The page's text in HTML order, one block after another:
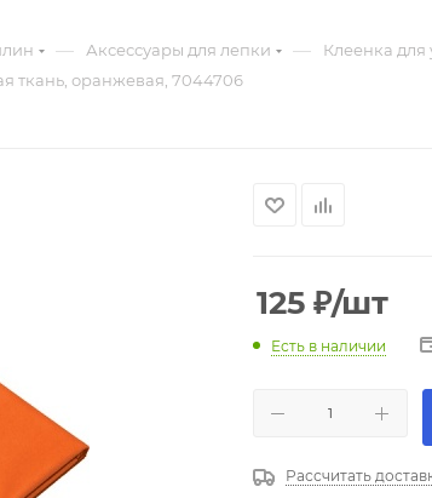
— Аксессуары для лепки — Клеенка для
ткань, оранжевая, 7044706
125 ₽/шт
Есть в наличии
Рассчитать